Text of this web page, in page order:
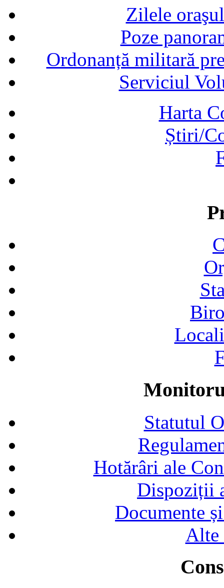
Zilele
Poze
Ordonanță militară
Serviciul
Harta
Știri/
Statutul
Hotărâri ale
Dispoziții
Documente
Alte